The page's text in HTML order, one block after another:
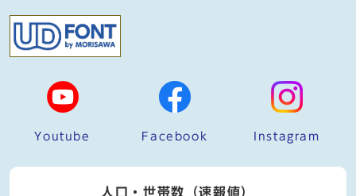
Youtube Facebook Instagram
人口・世帯数（速報値）